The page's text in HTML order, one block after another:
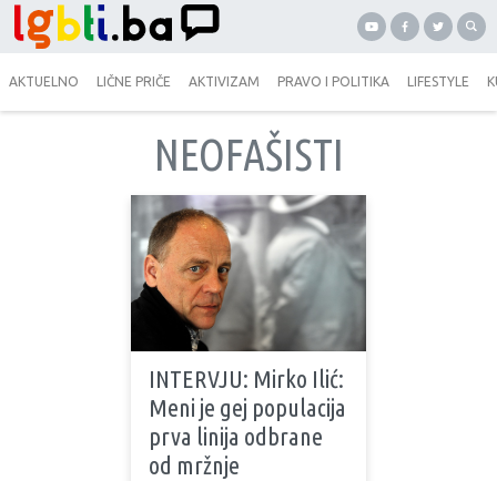
AKTUELNO LIČNE PRIČE AKTIVIZAM PRAVO I POLITIKA LIFESTYLE
NEOFAŠISTI
INTERVJU: Mirko Ilić:
Meni je gej populacija
prva linija odbrane
od mržnje